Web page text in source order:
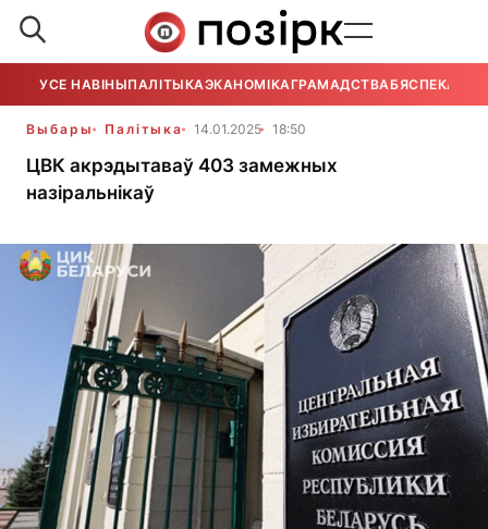
УСЕ НАВІНЫПАЛІТЫКАЭКАНОМІКАГРАМАДСТВАБЯСПЕКА
Выбары Палітыка 14.01.2025 18:50
ЦВК акрэдытаваў 403 замежных
назіральнікаў